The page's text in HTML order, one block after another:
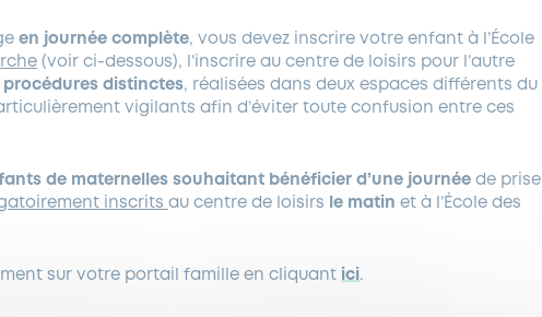
en journée complète, vous devez inscrire votre enfant à l’École
(voir ci-dessous), l’inscrire au centre de loisirs pour l’autre
procédures distinctes, réalisées dans deux espaces différents du
vigilants afin d’éviter toute confusion entre ces
de maternelles souhaitant bénéficier d’une journéede prise
inscrits au centre de loisirs le matin et à l’École des
sur votre portail famille en cliquant ici .